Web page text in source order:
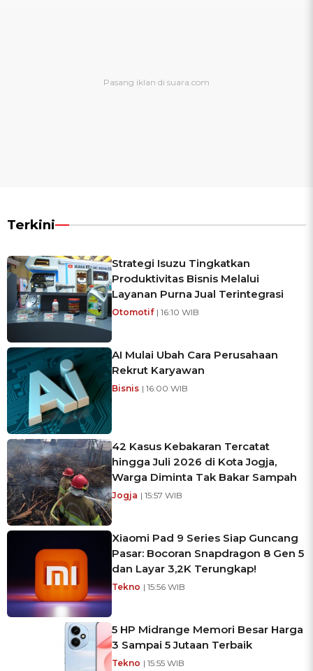
Terkini
Strategi Isuzu Tingkatkan
Produktivitas Bisnis Melalui
Layanan Purna Jual Terintegrasi
Otomotif | 16:10 WIB
AI Mulai Ubah Cara Perusahaan
Rekrut Karyawan
Bisnis | 16:00 WIB
42 Kasus Kebakaran Tercatat
hingga Juli 2026 di Kota Jogja,
Warga Diminta Tak Bakar Sampah
Jogja | 15:57 WIB
Xiaomi Pad 9 Series Siap Guncang
Pasar: Bocoran Snapdragon 8 Gen 5
dan Layar 3,2K Terungkap!
Tekno | 15:56 WIB
5 HP Midrange Memori Besar Harga
3 Sampai 5 Jutaan Terbaik
Tekno | 15:55 WIB